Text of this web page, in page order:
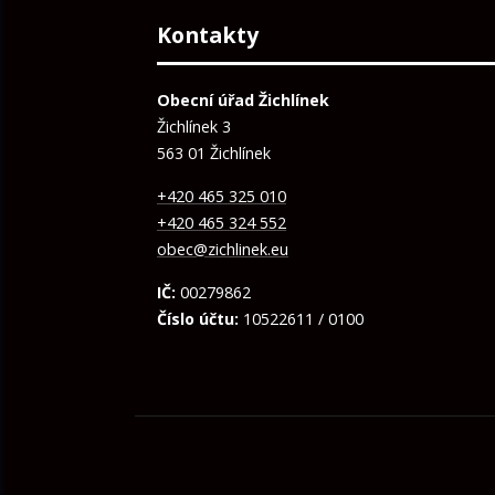
Kontakty
Obecní úřad Žichlínek
Žichlínek 3
563 01 Žichlínek
+420 465 325 010
+420 465 324 552
obec@zichlinek.eu
IČ: 00279862
Číslo účtu: 10522611 / 0100